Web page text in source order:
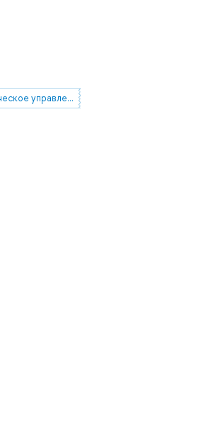
стратегическое управление